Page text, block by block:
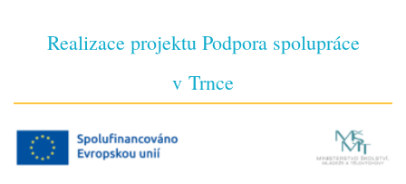
Realizace projektu Podpora spolupráce
v Trnce